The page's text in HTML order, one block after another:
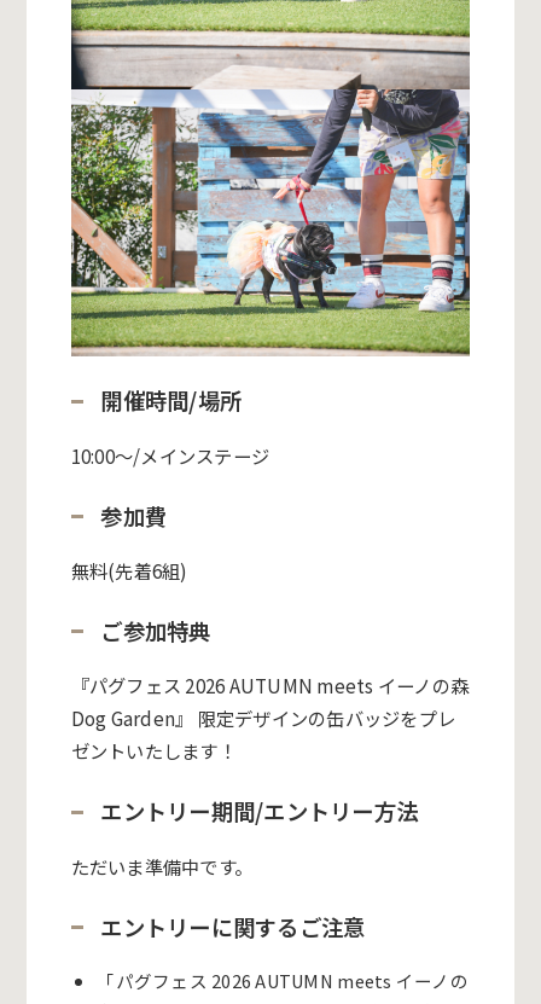
開催時間/場所
10:00〜/メインステージ
参加費
無料(先着6組)
ご参加特典
『パグフェス 2026 AUTUMN meets イーノの森
Dog Garden』 限定デザインの缶バッジをプレ
ゼントいたします！
エントリー期間/エントリー方法
ただいま準備中です。
エントリーに関するご注意
「パグフェス 2026 AUTUMN meets イーノの